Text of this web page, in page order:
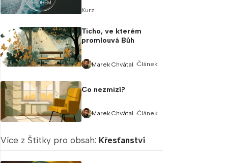
Kurz
Ticho, ve kterém
promlouvá Bůh
Marek Chvátal Článek
Co nezmizí?
Marek Chvátal Článek
Více z Štítky pro obsah: Křesťanství